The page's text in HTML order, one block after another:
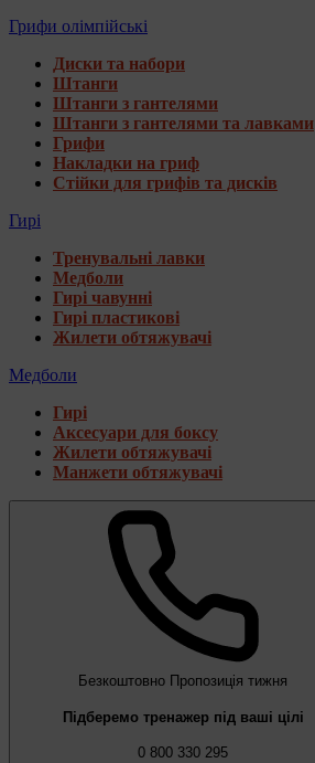
Грифи олімпійські
Диски та набори
Штанги
Штанги з гантелями
Штанги з гантелями та лавками
Грифи
Накладки на гриф
Стійки для грифів та дисків
Гирі
Тренувальні лавки
Медболи
Гирі чавунні
Гирі пластикові
Жилети обтяжувачі
Медболи
Гирі
Аксесуари для боксу
Жилети обтяжувачі
Манжети обтяжувачі
Безкоштовно Пропозиція тижня
Підберемо тренажер під ваші цілі
0 800 330 295